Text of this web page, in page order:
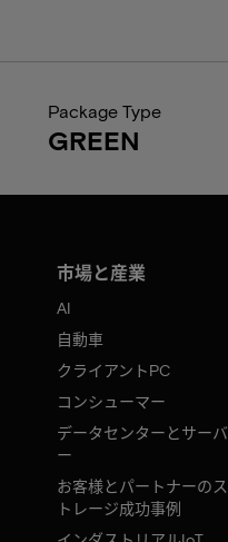
Package Type
GREEN
市場と産業
AI
自動車
クライアントPC
コンシューマー
データセンターとサーバ
ー
お客様とパートナーのス
トレージ成功事例